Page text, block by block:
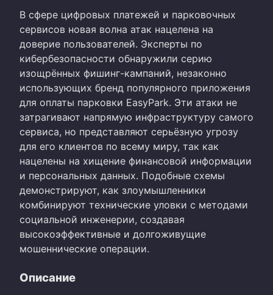
В сфере цифровых платежей и парковочных
сервисов новая волна атак нацелена на
доверие пользователей. Эксперты по
кибербезопасности обнаружили серию
изощрённых фишинг-кампаний, незаконно
использующих бренд популярного приложения
для оплаты парковки EasyPark. Эти атаки не
затрагивают напрямую инфраструктуру самого
сервиса, но представляют серьёзную угрозу
для его клиентов по всему миру, так как
нацелены на хищение финансовой информации
и персональных данных. Подобные схемы
демонстрируют, как злоумышленники
комбинируют технические уловки с методами
социальной инженерии, создавая
высокоэффективные и долгоживущие
мошеннические операции.
Описание